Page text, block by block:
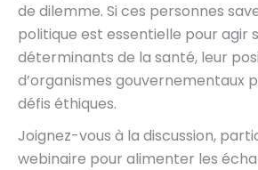
de dilemme. Si ces personnes
politique est essentielle pour agir
déterminants de la santé, leur
d’organismes gouvernementaux
défis éthiques.
Joignez-vous à la discussion,
webinaire pour alimenter les